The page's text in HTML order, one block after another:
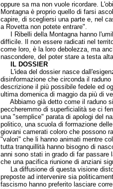
oppure sa ma non vuole ricordare.
Montagna è proprio quello di farsi
capire, di scegliersi una parte e, nel
a Rovetta non potete entrare".
I Ribelli della Montagna hanno
difficile. Il non essere radicati nel
come loro, è la loro debolezza, ma
nascondere, del poter stare a testa
IL DOSSIER
L'idea del dossier nasce
disinformazione che circonda il
descrizione il più possibile fedele ed
ultima domenica di maggio da più di
Abbiamo già detto come il raduno
peccheremmo di superficialità se ci
una "semplice" parata di apologi del
politico, una scuola di formazione
giovani camerati coloro che possono
"valori" che li hanno animati mentre
tutta tranquillità hanno bisogno di
anni sono stati in grado di far passare
che una pacifica riunione di anziani
La diffusione di questa visione
preposte ad intervenire sia
fascismo hanno preferito lasciare